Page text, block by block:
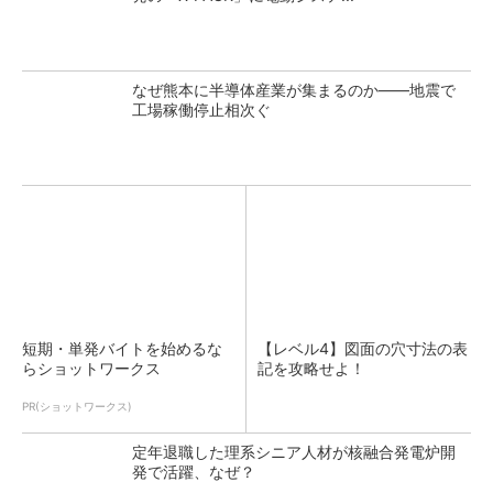
なぜ熊本に半導体産業が集まるのか――地震で
工場稼働停止相次ぐ
短期・単発バイトを始めるな
らショットワークス
PR(ショットワークス)
【レベル4】図面の穴寸法の表
記を攻略せよ！
定年退職した理系シニア人材が核融合発電炉開
発で活躍、なぜ？